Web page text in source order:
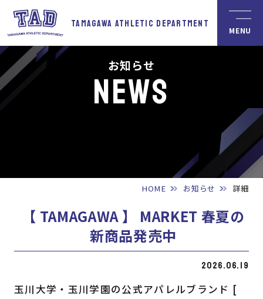
TAMAGAWA ATHLETIC DEPARTMENT
お知らせ
NEWS
HOME お知らせ 詳細
【 TAMAGAWA 】 MARKET 春夏の
新商品発売中
2026.06.19
玉川大学・玉川学園の公式アパレルブランド [